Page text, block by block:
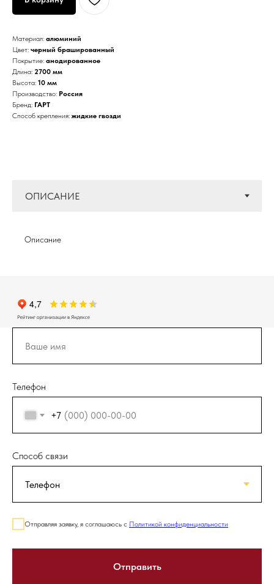
Материал: алюминий
Цвет: черный брашированный
Покрытие: анодированное
Длина: 2700 мм
Высота: 10 мм
Производство: Россия
Бренд: ГАРТ
Способ крепления: жидкие гвозди
Описание
Телефон
+7
Способ связи
Отправляя заявку, я соглашаюсь с Политикой конфиденциальности
Отправить